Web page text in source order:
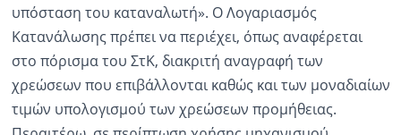
υπόσταση του καταναλωτή». Ο Λογαριασμός
Κατανάλωσης πρέπει να περιέχει, όπως αναφέρεται
στο πόρισμα του ΣτΚ, διακριτή αναγραφή των
χρεώσεων που επιβάλλονται καθώς και των μοναδιαίων
τιμών υπολογισμού των χρεώσεων προμήθειας.